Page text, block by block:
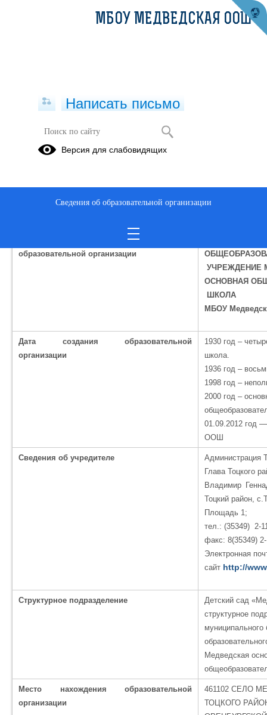
История школы
ОБЩЕОБРАЗОВАТЕЛЬНАЯ ШКОЛА
Полное и сокращенное наименование
образовательной организации
УЧРЕЖДЕНИЕ
ОСНОВНАЯ
ШКОЛА
МБОУ
Дата создания образовательной
организации
1930 год –
школа.
1936 год –
1998 год –
2000 год –
01.09.2012 год
ООШ
Сведения об учредителе
Администрация
Глава Тоцкого
Владимир
Тоцкий район,
Площадь 1;
тел.: (35349) 2-
факс: 8(35349)
Электронная
сайт http://
Структурное подразделение
Детский сад
структурное
муниципального
Медведская
Место нахождения образовательной
организации
461102 СЕЛО
ТОЦКОГО
МБОУ МЕДВЕДСКАЯ ООШ
Написать письмо
Версия для слабовидящих
Сведения об образовательной организации